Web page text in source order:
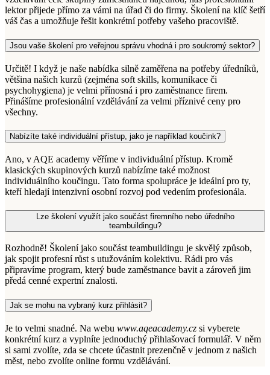
lektor přijede přímo za vámi na úřad či do firmy. Školení na klíč šetří
váš čas a umožňuje řešit konkrétní potřeby vašeho pracoviště.
Jsou vaše školení pro veřejnou správu vhodná i pro soukromý sektor?
Určitě! I když je naše nabídka silně zaměřena na potřeby úředníků,
většina našich kurzů (zejména soft skills, komunikace či
psychohygiena) je velmi přínosná i pro zaměstnance firem.
Přinášíme profesionální vzdělávání za velmi příznivé ceny pro
všechny.
Nabízíte také individuální přístup, jako je například koučink?
Ano, v AQE academy věříme v individuální přístup. Kromě
klasických skupinových kurzů nabízíme také možnost
individuálního koučingu. Tato forma spolupráce je ideální pro ty,
kteří hledají intenzivní osobní rozvoj pod vedením profesionála.
Lze školení využít jako součást firemního nebo úředního
teambuildingu?
Rozhodně! Školení jako součást teambuildingu je skvělý způsob,
jak spojit profesní růst s utužováním kolektivu. Rádi pro vás
připravíme program, který bude zaměstnance bavit a zároveň jim
předá cenné expertní znalosti.
Jak se mohu na vybraný kurz přihlásit?
Je to velmi snadné. Na webu www.aqeacademy.cz si vyberete
konkrétní kurz a vyplníte jednoduchý přihlašovací formulář. V něm
si sami zvolíte, zda se chcete účastnit prezenčně v jednom z našich
měst, nebo zvolíte online formu vzdělávání.